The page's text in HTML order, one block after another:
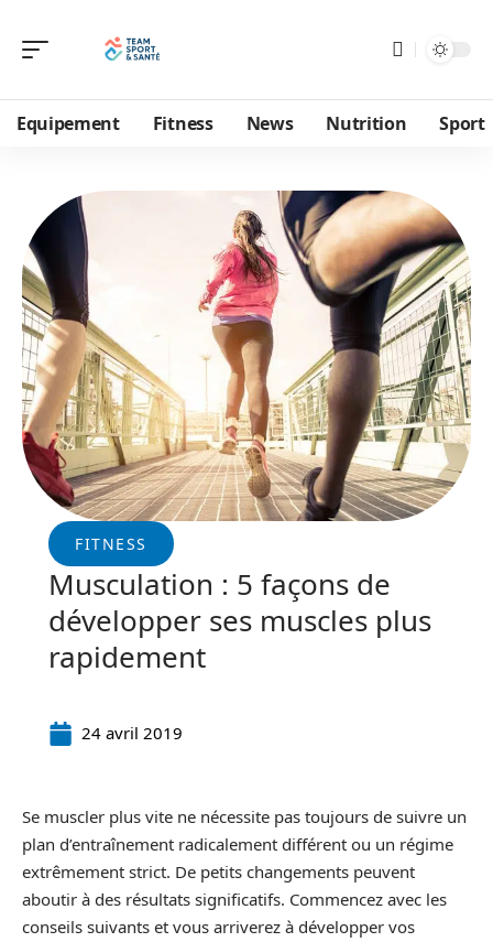
Equipement Fitness News Nutrition Sport
FITNESS
Musculation : 5 façons de
développer ses muscles plus
rapidement
24 avril 2019
Se muscler plus vite ne nécessite pas toujours de suivre un
plan d’entraînement radicalement différent ou un régime
extrêmement strict. De petits changements peuvent
aboutir à des résultats significatifs. Commencez avec les
conseils suivants et vous arriverez à développer vos